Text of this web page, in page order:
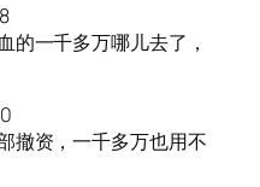
的一千多万哪儿去了，
撤资，一千多万也用不